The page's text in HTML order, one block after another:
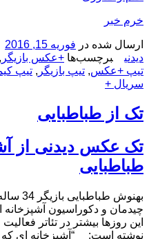
خرم خبر
ارسال شده در فوریه 15, 2016
دیدنی
برچسب‌ها +عکس بازیگر ,
تیپ +عکس, تیپ بازیگر , تیپ
سریال +
تک از طباطبایی
تک عکس دیدنی از
طباطبایی
بهنوش
چیدمان و دکوراسیون
این روزها بیشتر در تئاتر
نوشته است: “آشپزخانه ای كه